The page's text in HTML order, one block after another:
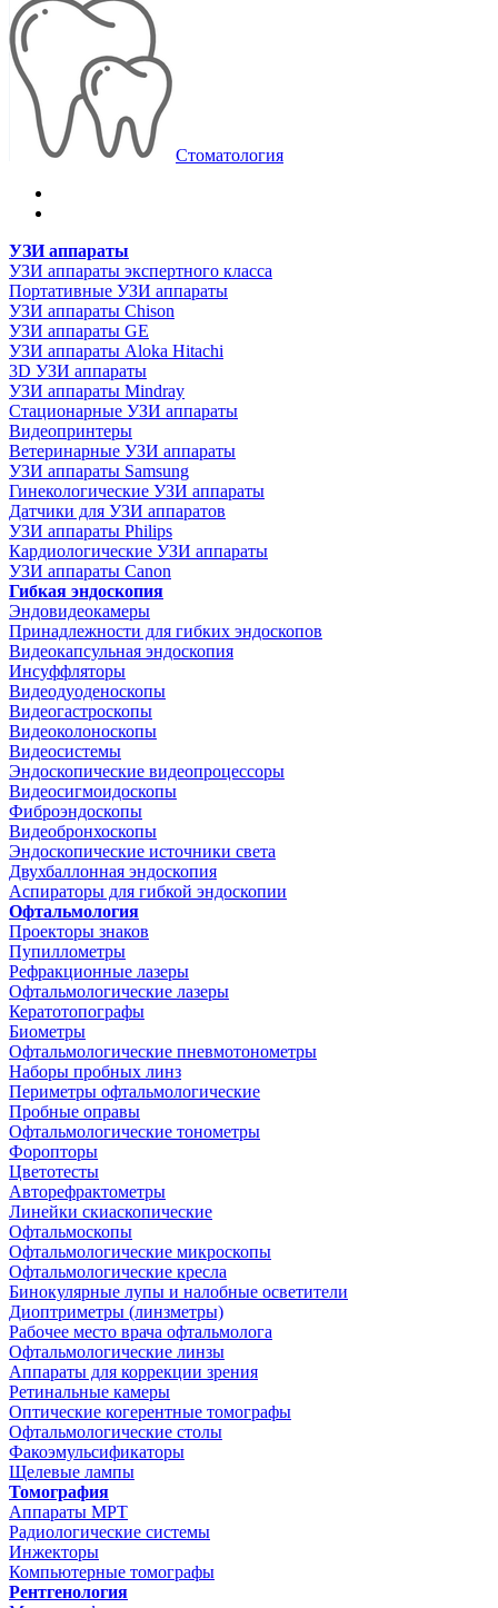
Стоматология
УЗИ аппараты
УЗИ аппараты экспертного класса
Портативные УЗИ аппараты
УЗИ аппараты Chison
УЗИ аппараты GE
УЗИ аппараты Aloka Hitachi
3D УЗИ аппараты
УЗИ аппараты Mindray
Стационарные УЗИ аппараты
Видеопринтеры
Ветеринарные УЗИ аппараты
УЗИ аппараты Samsung
Гинекологические УЗИ аппараты
Датчики для УЗИ аппаратов
УЗИ аппараты Philips
Кардиологические УЗИ аппараты
УЗИ аппараты Canon
Гибкая эндоскопия
Эндовидеокамеры
Принадлежности для гибких эндоскопов
Видеокапсульная эндоскопия
Инсуффляторы
Видеодуоденоскопы
Видеогастроскопы
Видеоколоноскопы
Видеосистемы
Эндоскопические видеопроцессоры
Видеосигмоидоскопы
Фиброэндоскопы
Видеобронхоскопы
Эндоскопические источники света
Двухбаллонная эндоскопия
Аспираторы для гибкой эндоскопии
Офтальмология
Проекторы знаков
Пупиллометры
Рефракционные лазеры
Офтальмологические лазеры
Кератотопографы
Биометры
Офтальмологические пневмотонометры
Наборы пробных линз
Периметры офтальмологические
Пробные оправы
Офтальмологические тонометры
Форопторы
Цветотесты
Авторефрактометры
Линейки скиаскопические
Офтальмоскопы
Офтальмологические микроскопы
Офтальмологические кресла
Бинокулярные лупы и налобные осветители
Диоптриметры (линзметры)
Рабочее место врача офтальмолога
Офтальмологические линзы
Аппараты для коррекции зрения
Ретинальные камеры
Оптические когерентные томографы
Офтальмологические столы
Факоэмульсификаторы
Щелевые лампы
Томография
Аппараты МРТ
Радиологические системы
Инжекторы
Компьютерные томографы
Рентгенология